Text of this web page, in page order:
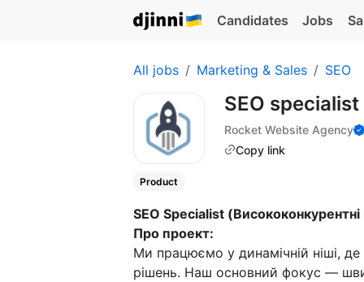
Candidates Jobs
All jobs Marketing & Sales SEO
SEO specialist
Rocket Website Agency
Copy link
Product
SEO Specialist (Висококонкурентні
Про проект:
Ми працюємо у динамічній ніші, де
рішень. Наш основний фокус —